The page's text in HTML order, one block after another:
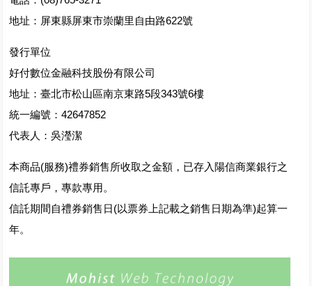
地址：屏東縣屏東市崇蘭里自由路622號
發行單位
好付數位金融科技股份有限公司
地址：臺北市松山區南京東路5段343號6樓
統一編號：42647852
代表人：吳瀅潔
本商品(服務)禮券銷售所收取之金額，已存入陽信商業銀行之
信託專戶，專款專用。
信託期間自禮券銷售日(以票券上記載之銷售日期為準)起算一
年。